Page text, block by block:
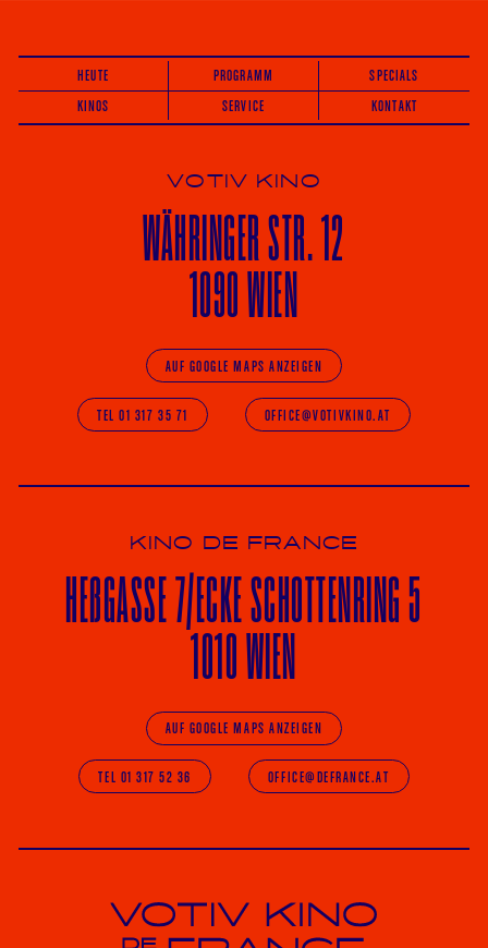
HEUTE PROGRAMM
SPECIALS
KINOS
SERVICE KONTAKT
VOTIV KINO
WÄHRINGERSTR. 12
1090 WIEN
AUF GOOGLE MAPS ANZEIGEN
TEL 01 317 35 71 OFFICE@VOTIVKINO.AT
KINO DE FRANCE
HEßGASSE 7/ECKESCHOTTENRING 5
1010 WIEN
AUF GOOGLE MAPS ANZEIGEN
TEL 01 317 52 36 OFFICE@DEFRANCE.AT
Votiv Kino und Kino De France in Wien